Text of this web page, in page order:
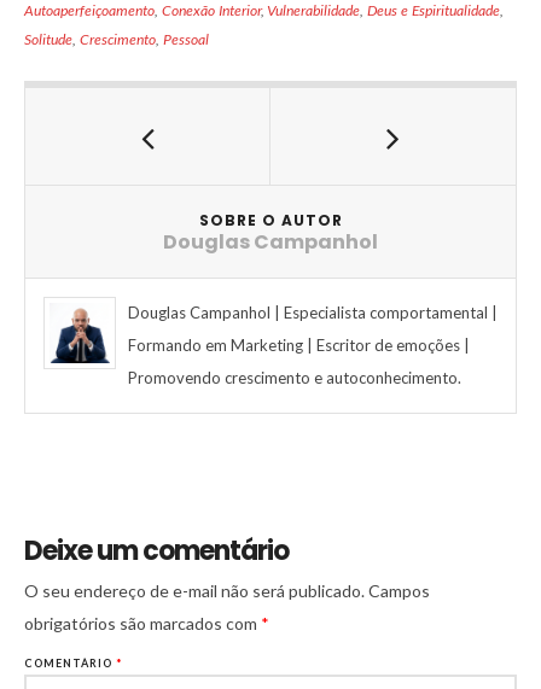
s
A
b
o
t
e
l
e
e
e
Autoaperfeiçoamento, Conexão Interior,Vulnerabilidade,Deus e Espiritualidade,
Solitude, Crescimento, Pessoal
SOBRE O AUTOR
Douglas Campanhol
Douglas Campanhol | Especialista comportamental |
Formando em Marketing | Escritor de emoções |
Promovendo crescimento e autoconhecimento.
Deixe um comentário
O seu endereço de e-mail não será publicado.Campos
obrigatórios são marcados com *
COMENTÁRIO *